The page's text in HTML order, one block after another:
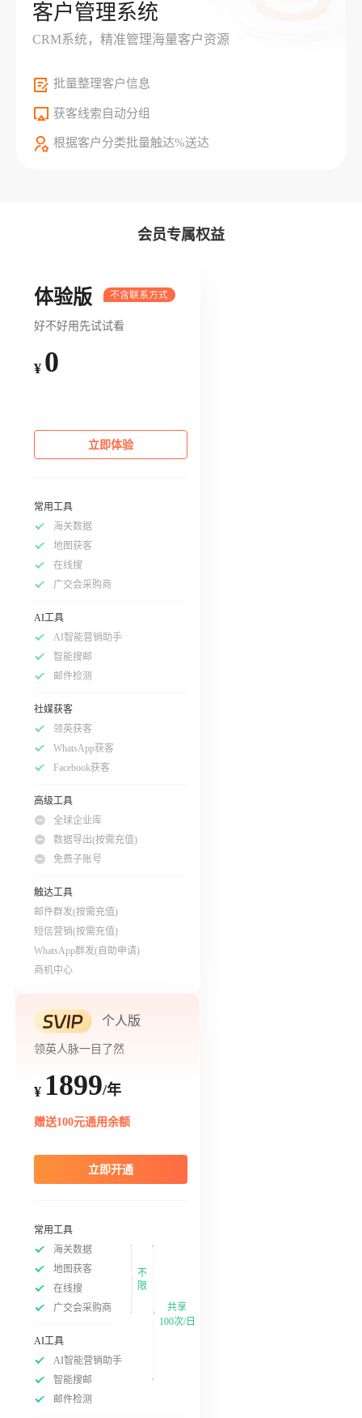
客户管理系统
CRM系统，精准管理海量客户资源
批量整理客户信息
获客线索自动分组
根据客户分类批量触达%送达
会员专属权益
体验版
好不好用先试试看
¥ 0
立即体验
常用工具
海关数据
地图获客
在线搜
广交会采购商
AI工具
AI智能营销助手
智能搜邮
邮件检测
社媒获客
领英获客
WhatsApp获客
Facebook获客
高级工具
全球企业库
数据导出(按需充值)
免费子账号
触达工具
邮件群发(按需充值)
短信营销(按需充值)
WhatsApp群发(自助申请)
商机中心
个人版
领英人脉一目了然
¥ 1899/年
赠送100元通用余额
立即开通
常用工具
海关数据
地图获客
在线搜
广交会采购商
不
限
AI工具
AI智能营销助手
智能搜邮
邮件检测
共享
100次/日